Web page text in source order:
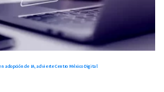
adopción de IA, advierte Centro México Digital